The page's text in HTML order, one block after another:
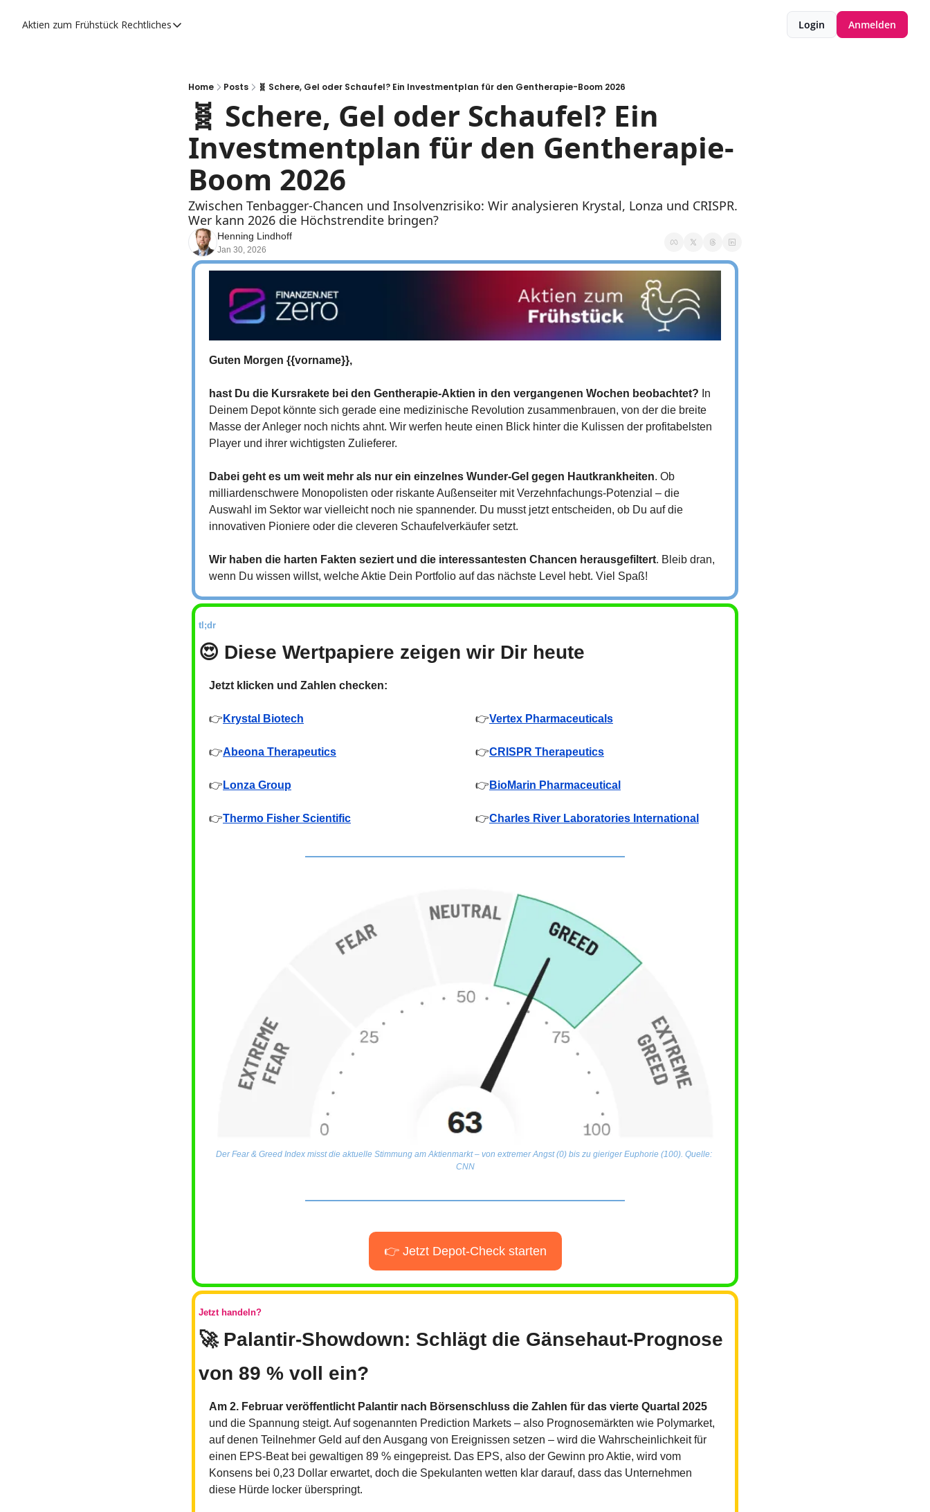
Aktien zum Frühstück Rechtliches
Rechtliches
Impressum
Login Anmelden
Home Posts 🧬 Schere, Gel oder Schaufel? Ein Investmentplan für den Gentherapie-Boom 2026
🧬 Schere, Gel oder Schaufel? Ein
Investmentplan für den Gentherapie-
Boom 2026
Zwischen Tenbagger-Chancen und Insolvenzrisiko: Wir analysieren Krystal, Lonza und CRISPR.
Wer kann 2026 die Höchstrendite bringen?
Henning Lindhoff
Jan 30, 2026
Guten Morgen {{vorname}},
hast Du die Kursrakete bei den Gentherapie-Aktien in den vergangenen Wochen beobachtet? In
Deinem Depot könnte sich gerade eine medizinische Revolution zusammenbrauen, von der die breite
Masse der Anleger noch nichts ahnt. Wir werfen heute einen Blick hinter die Kulissen der profitabelsten
Player und ihrer wichtigsten Zulieferer.
Dabei geht es um weit mehr als nur ein einzelnes Wunder-Gel gegen Hautkrankheiten. Ob
milliardenschwere Monopolisten oder riskante Außenseiter mit Verzehnfachungs-Potenzial – die
Auswahl im Sektor war vielleicht noch nie spannender. Du musst jetzt entscheiden, ob Du auf die
innovativen Pioniere oder die cleveren Schaufelverkäufer setzt.
Wir haben die harten Fakten seziert und die interessantesten Chancen herausgefiltert. Bleib dran,
wenn Du wissen willst, welche Aktie Dein Portfolio auf das nächste Level hebt. Viel Spaß!
tl;dr
😍 Diese Wertpapiere zeigen wir Dir heute
Jetzt klicken und Zahlen checken:
👉 Krystal Biotech
👉Abeona Therapeutics
👉 Lonza Group
👉Thermo Fisher Scientific
👉Vertex Pharmaceuticals
👉CRISPR Therapeutics
👉 BioMarin Pharmaceutical
👉Charles River Laboratories International
Der Fear & Greed Index misst die aktuelle Stimmung am Aktienmarkt – von extremer Angst (0) bis zu gieriger Euphorie (100). Quelle:
CNN
👉 Jetzt Depot-Check starten
Jetzt handeln?
🚀 Palantir-Showdown: Schlägt die Gänsehaut-Prognose
von 89 % voll ein?
Am 2. Februar veröffentlicht Palantir nach Börsenschluss die Zahlen für das vierte Quartal 2025
und die Spannung steigt. Auf sogenannten Prediction Markets – also Prognosemärkten wie Polymarket,
auf denen Teilnehmer Geld auf den Ausgang von Ereignissen setzen – wird die Wahrscheinlichkeit für
einen EPS-Beat bei gewaltigen 89 % eingepreist. Das EPS, also der Gewinn pro Aktie, wird vom
Konsens bei 0,23 Dollar erwartet, doch die Spekulanten wetten klar darauf, dass das Unternehmen
diese Hürde locker überspringt.